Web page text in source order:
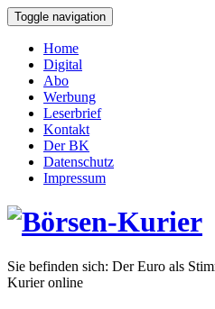
Toggle navigation
Home
Digital
Abo
Werbung
Leserbrief
Kontakt
Der BK
Datenschutz
Impressum
Sie befinden sich: Der Euro als
Kurier online